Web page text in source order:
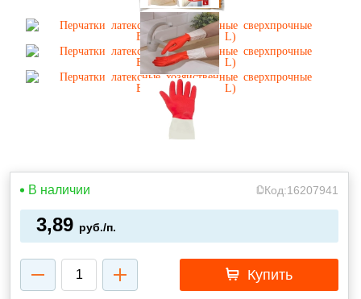
В наличии Код:16207941
3,89 руб./п.
Купить